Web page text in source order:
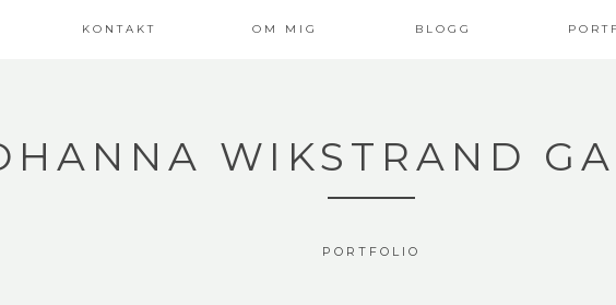
KONTAKT OM MIG BLOGG
WIKSTRAND
PORTFOLIO